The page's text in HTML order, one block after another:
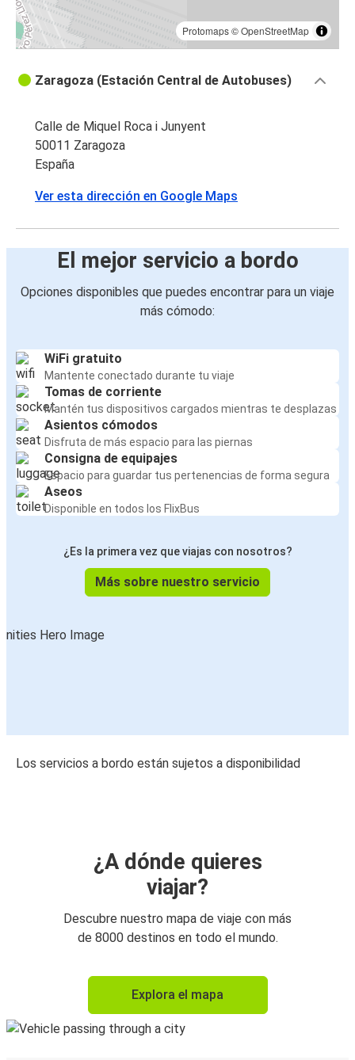
Protomaps©OpenStreetMap
Zaragoza (Estación Central de Autobuses)
Calle de Miquel Roca i Junyent
50011 Zaragoza
España
Ver esta dirección en Google Maps
El mejor servicio a bordo
Opciones disponibles que puedes encontrar para un viaje
más cómodo:
WiFi gratuito
Mantente conectado durante tu viaje
Tomas de corriente
Mantén tus dispositivos cargados mientras te desplazas
Asientos cómodos
Disfruta de más espacio para las piernas
Consigna de equipajes
Espacio para guardar tus pertenencias de forma segura
Aseos
Disponible en todos los FlixBus
¿Es la primera vez que viajas con nosotros?
Más sobre nuestro servicio
Los servicios a bordo están sujetos a disponibilidad
¿A dónde quieres
viajar?
Descubre nuestro mapa de viaje con más
de 8000 destinos en todo el mundo.
Explora el mapa